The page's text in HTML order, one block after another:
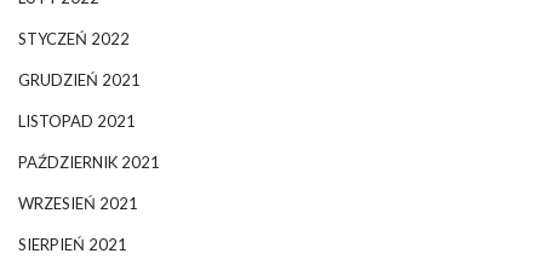
STYCZEŃ 2022
GRUDZIEŃ 2021
LISTOPAD 2021
PAŹDZIERNIK 2021
WRZESIEŃ 2021
SIERPIEŃ 2021